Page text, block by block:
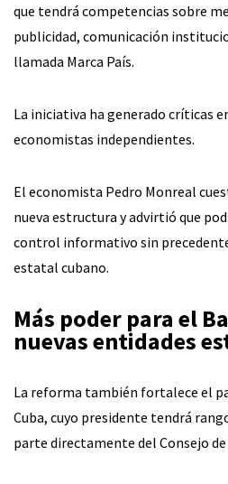
que tendrá competencias sobre
publicidad, comunicación
llamada Marca País.
La iniciativa ha generado críticas
economistas independientes.
El economista Pedro Monreal
nueva estructura y advirtió que
control informativo sin
estatal cubano.
Más poder para el
nuevas entidades
La reforma también fortalece el
Cuba, cuyo presidente tendrá
parte directamente del Consejo